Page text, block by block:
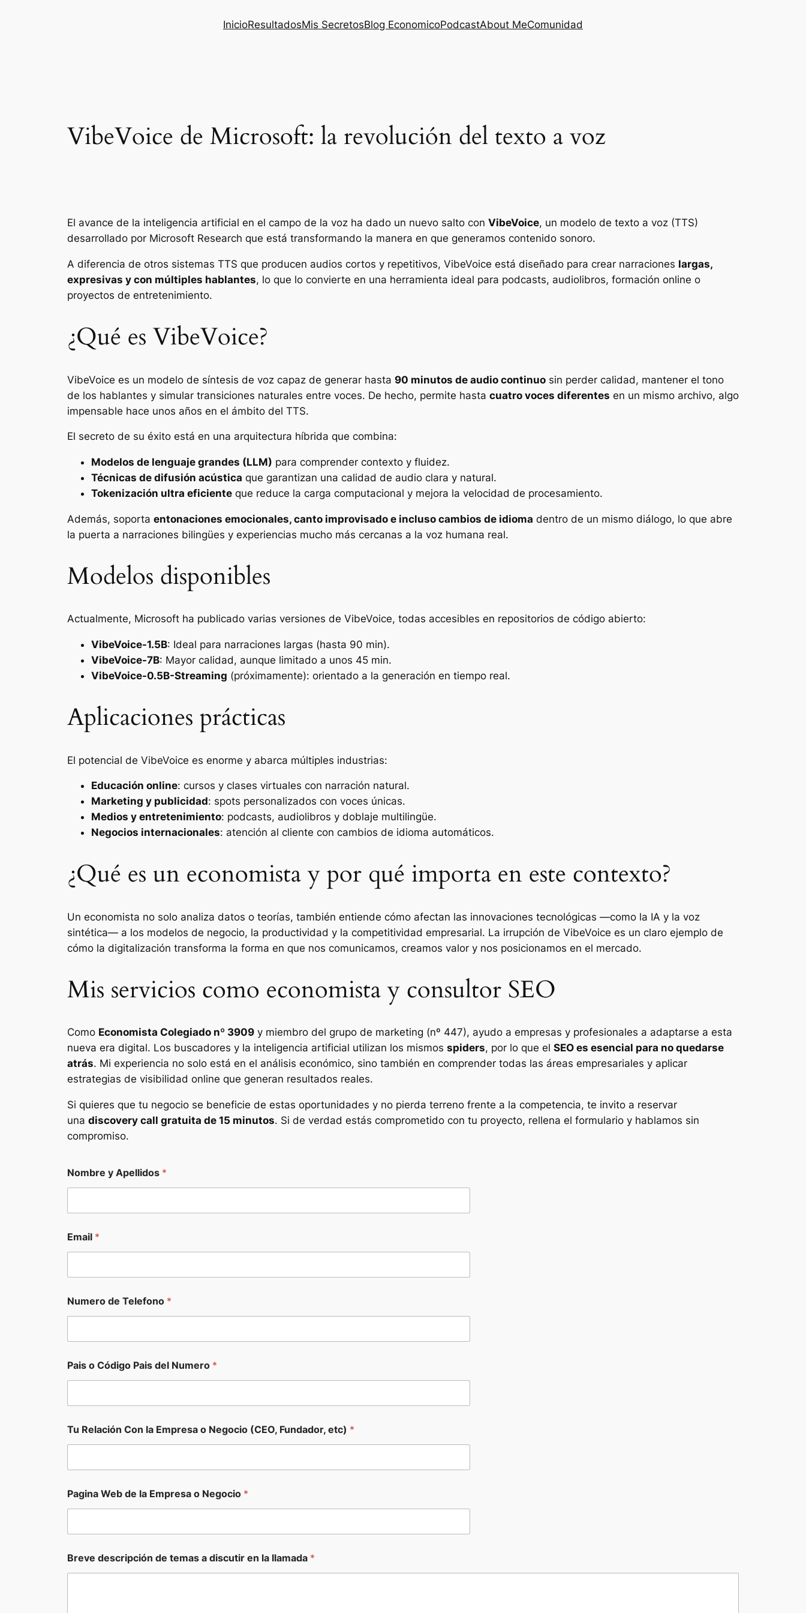
InicioResultadosMis SecretosBlog EconomicoPodcastAbout MeComunidad
VibeVoice de Microsoft: la revolución del texto a voz
El avance de la inteligencia artificial en el campo de la voz ha dado un nuevo salto con VibeVoice, un modelo de texto a voz (TTS)
desarrollado por Microsoft Research que está transformando la manera en que generamos contenido sonoro.
A diferencia de otros sistemas TTS que producen audios cortos y repetitivos, VibeVoice está diseñado para crear narraciones largas,
expresivas y con múltiples hablantes, lo que lo convierte en una herramienta ideal para podcasts, audiolibros, formación online o
proyectos de entretenimiento.
¿Qué es VibeVoice?
VibeVoice es un modelo de síntesis de voz capaz de generar hasta 90 minutos de audio continuo sin perder calidad, mantener el tono
de los hablantes y simular transiciones naturales entre voces. De hecho, permite hasta cuatro voces diferentes en un mismo archivo, algo
impensable hace unos años en el ámbito del TTS.
El secreto de su éxito está en una arquitectura híbrida que combina:
Modelos de lenguaje grandes (LLM) para comprender contexto y fluidez.
Técnicas de difusión acústica que garantizan una calidad de audio clara y natural.
Tokenización ultra eficiente que reduce la carga computacional y mejora la velocidad de procesamiento.
Además, soporta entonaciones emocionales, canto improvisado e incluso cambios de idioma dentro de un mismo diálogo, lo que abre
la puerta a narraciones bilingües y experiencias mucho más cercanas a la voz humana real.
Modelos disponibles
Actualmente, Microsoft ha publicado varias versiones de VibeVoice, todas accesibles en repositorios de código abierto:
VibeVoice-1.5B: Ideal para narraciones largas (hasta 90 min).
VibeVoice-7B: Mayor calidad, aunque limitado a unos 45 min.
VibeVoice-0.5B-Streaming (próximamente): orientado a la generación en tiempo real.
Aplicaciones prácticas
El potencial de VibeVoice es enorme y abarca múltiples industrias:
Educación online: cursos y clases virtuales con narración natural.
Marketing y publicidad: spots personalizados con voces únicas.
Medios y entretenimiento: podcasts, audiolibros y doblaje multilingüe.
Negocios internacionales: atención al cliente con cambios de idioma automáticos.
¿Qué es un economista y por qué importa en este contexto?
Un economista no solo analiza datos o teorías, también entiende cómo afectan las innovaciones tecnológicas —como la IA y la voz
sintética— a los modelos de negocio, la productividad y la competitividad empresarial. La irrupción de VibeVoice es un claro ejemplo de
cómo la digitalización transforma la forma en que nos comunicamos, creamos valor y nos posicionamos en el mercado.
Mis servicios como economista y consultor SEO
Como Economista Colegiado nº 3909 y miembro del grupo de marketing (nº 447), ayudo a empresas y profesionales a adaptarse a esta
nueva era digital. Los buscadores y la inteligencia artificial utilizan los mismos spiders, por lo que el SEO es esencial para no quedarse
atrás. Mi experiencia no solo está en el análisis económico, sino también en comprender todas las áreas empresariales y aplicar
estrategias de visibilidad online que generan resultados reales.
Si quieres que tu negocio se beneficie de estas oportunidades y no pierda terreno frente a la competencia, te invito a reservar
una discovery call gratuita de 15 minutos. Si de verdad estás comprometido con tu proyecto, rellena el formulario y hablamos sin
compromiso.
Nombre y Apellidos *
Email *
Numero de Telefono *
a
d
e
e
o
o
Pais o Código Pais del Numero *
Tu Relación Con la Empresa o Negocio (CEO, Fundador, etc) *
Pagina Web de la Empresa o Negocio *
Breve descripción de temas a discutir en la llamada *